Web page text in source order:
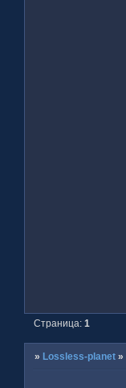
Страница:1
» Lossless-planet »